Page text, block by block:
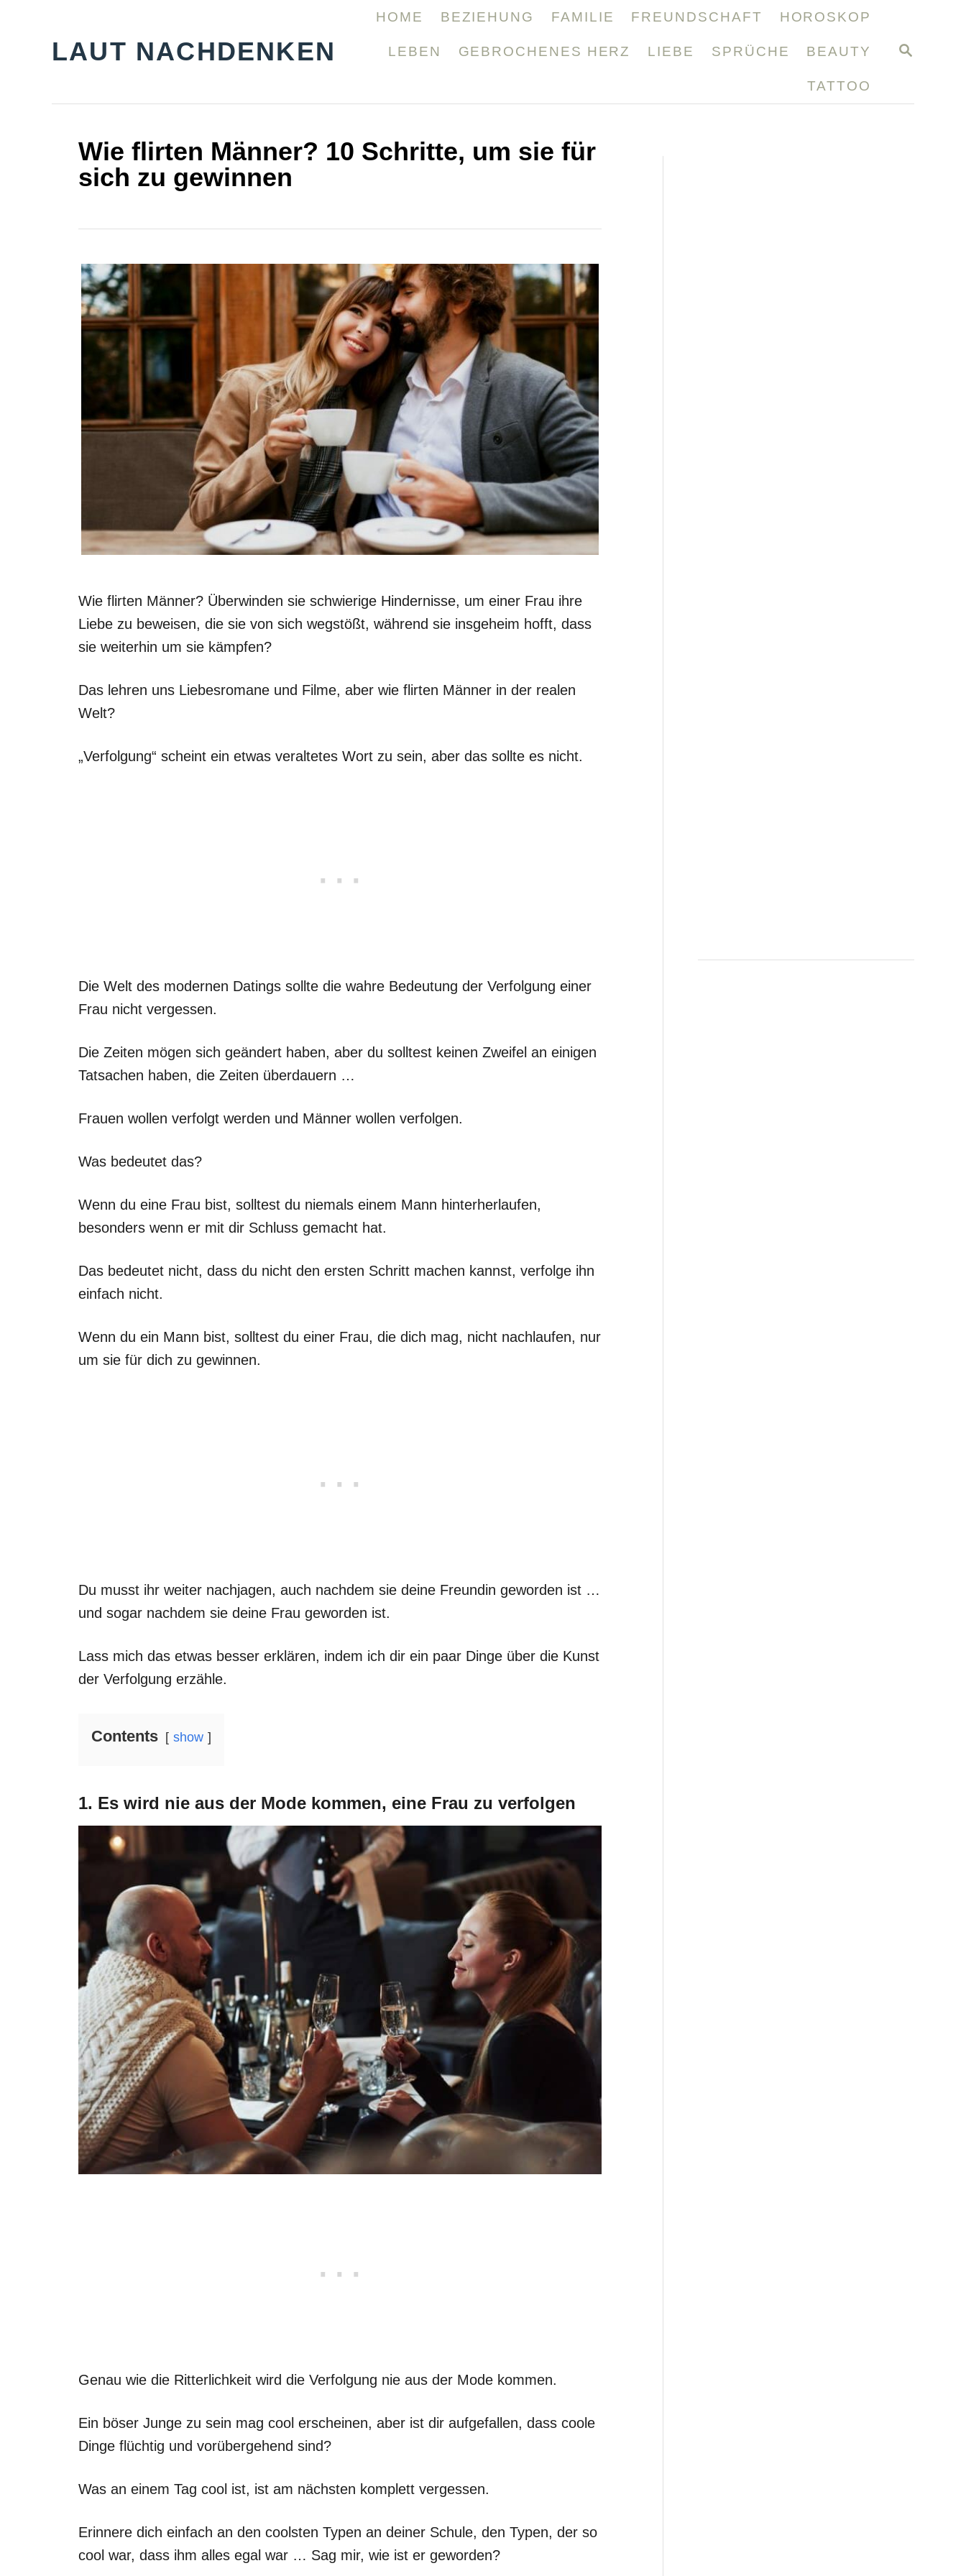
S
LAUT NACHDENKEN
HOME BEZIEHUNG FAMILIE FREUNDSCHAFT HOROSKOP
LEBEN GEBROCHENES HERZ LIEBE SPRÜCHE BEAUTY
TATTOO
Wie flirten Männer? 10 Schritte, um sie für
sich zu gewinnen
Wie flirten Männer? Überwinden sie schwierige Hindernisse, um einer Frau ihre
Liebe zu beweisen, die sie von sich wegstößt, während sie insgeheim hofft, dass
sie weiterhin um sie kämpfen?
Das lehren uns Liebesromane und Filme, aber wie flirten Männer in der realen
Welt?
„Verfolgung“ scheint ein etwas veraltetes Wort zu sein, aber das sollte es nicht.
Die Welt des modernen Datings sollte die wahre Bedeutung der Verfolgung einer
Frau nicht vergessen.
Die Zeiten mögen sich geändert haben, aber du solltest keinen Zweifel an einigen
Tatsachen haben, die Zeiten überdauern …
Frauen wollen verfolgt werden und Männer wollen verfolgen.
Was bedeutet das?
Wenn du eine Frau bist, solltest du niemals einem Mann hinterherlaufen,
besonders wenn er mit dir Schluss gemacht hat.
Das bedeutet nicht, dass du nicht den ersten Schritt machen kannst, verfolge ihn
einfach nicht.
Wenn du ein Mann bist, solltest du einer Frau, die dich mag, nicht nachlaufen, nur
um sie für dich zu gewinnen.
Du musst ihr weiter nachjagen, auch nachdem sie deine Freundin geworden ist …
und sogar nachdem sie deine Frau geworden ist.
Lass mich das etwas besser erklären, indem ich dir ein paar Dinge über die Kunst
der Verfolgung erzähle.
Contents show
1. Es wird nie aus der Mode kommen, eine Frau zu verfolgen
Genau wie die Ritterlichkeit wird die Verfolgung nie aus der Mode kommen.
Ein böser Junge zu sein mag cool erscheinen, aber ist dir aufgefallen, dass coole
Dinge flüchtig und vorübergehend sind?
Was an einem Tag cool ist, ist am nächsten komplett vergessen.
Erinnere dich einfach an den coolsten Typen an deiner Schule, den Typen, der so
cool war, dass ihm alles egal war … Sag mir, wie ist er geworden?